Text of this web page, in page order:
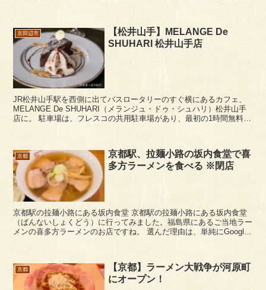
京田辺市
【松井山手】MELANGE De
SHUHARI 松井山手店
JR松井山手駅を西側に出てバスロータリーのすぐ横にあるカフェ、
MELANGE De SHUHARI（メランジュ・ドゥ・シュハリ）松井山手
店に。 駐車場は、フレスコの共用駐車場があり、最初の1時間無料で
京都
京都駅、拉麺小路の坂内食堂で喜
多方ラーメンを食べる ※閉店
京都駅の拉麺小路にある坂内食堂 京都駅の拉麺小路にある坂内食堂
（ばんないしょくどう）に行ってみました。福島県にあるご当地ラー
メンの喜多方ラーメンのお店ですね。 選んだ理由は、単純にGoogle
京都
【京都】ラーメン大戦争が河原町
にオープン！